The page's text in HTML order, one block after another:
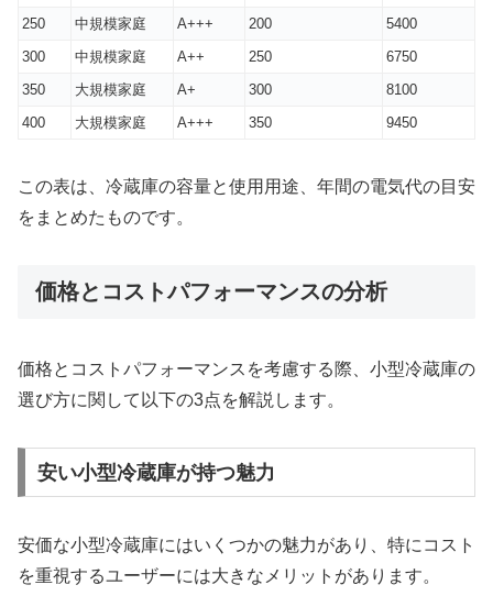
250
中規模家庭 A+++ 200
5400
300
中規模家庭 A++ 250
6750
350
大規模家庭 A+ 300
8100
400
大規模家庭 A+++ 350 9450
この表は、冷蔵庫の容量と使用用途、年間の電気代の目安
をまとめたものです。
価格とコストパフォーマンスの分析
価格とコストパフォーマンスを考慮する際、小型冷蔵庫の
選び方に関して以下の3点を解説します。
安い小型冷蔵庫が持つ魅力
安価な小型冷蔵庫にはいくつかの魅力があり、特にコスト
を重視するユーザーには大きなメリットがあります。